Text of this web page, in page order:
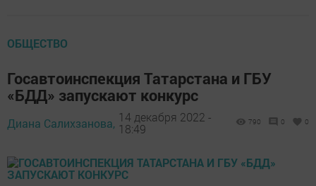
ОБЩЕСТВО
Госавтоинспекция Татарстана и ГБУ
«БДД» запускают конкурс
Диана Салихзанова, 14 декабря 2022 -
18:49
790 0 0